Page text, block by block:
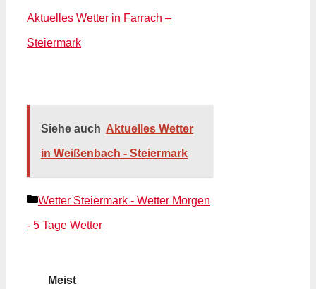
Aktuelles Wetter in Farrach –
Steiermark
Siehe auch Aktuelles Wetter
in Weißenbach - Steiermark
Kategorien
Wetter Steiermark - Wetter Morgen
- 5 Tage Wetter
Meist